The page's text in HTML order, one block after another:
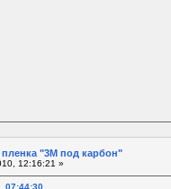
"3М под карбон"
12:16:21 »
07:44:30